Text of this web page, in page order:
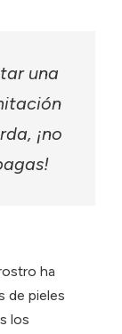
una
¡no
ha
de pieles
los